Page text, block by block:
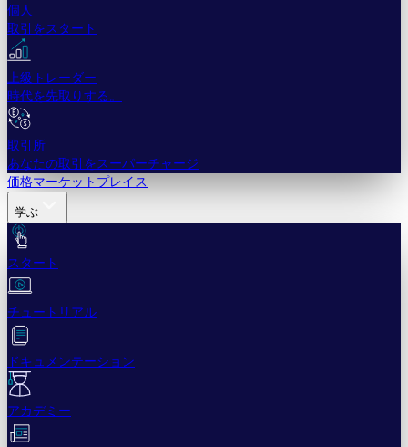
個人
取引をスタート
上級トレーダー
時代を先取りする。
取引所
あなたの取引をスーパーチャージ
価格マーケットプレイス
学ぶ
スタート
チュートリアル
ドキュメンテーション
アカデミー